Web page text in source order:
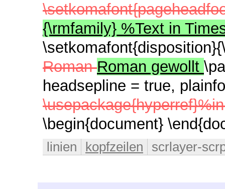
{\rmfamily} %Text in
RomanRoman gewollt
headsepline = true,
\begin{document}
linien kopfzeilen scrlayer-